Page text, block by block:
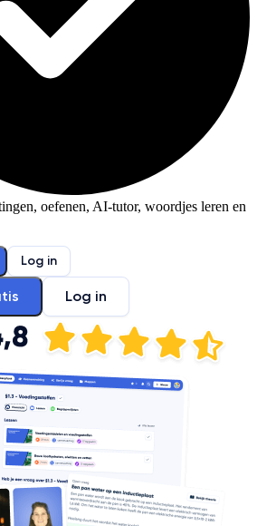
oefenen, AI-tutor, woordjes leren en
Log in
Log in